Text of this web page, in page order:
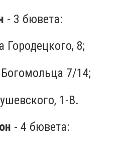
- 3 бювета:
Городецкого, 8;
7/14;
1-В.
- 4 бювета: